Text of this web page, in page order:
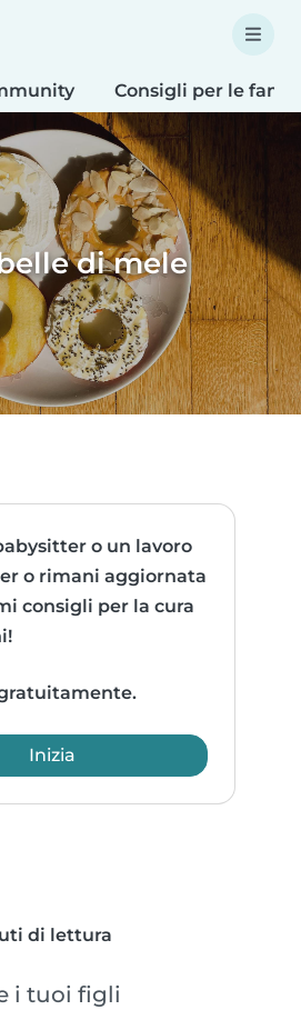
Consigli per le
di mele
o un lavoro
o rimani aggiornata
consigli per la cura
Inizia
di lettura
i tuoi figli